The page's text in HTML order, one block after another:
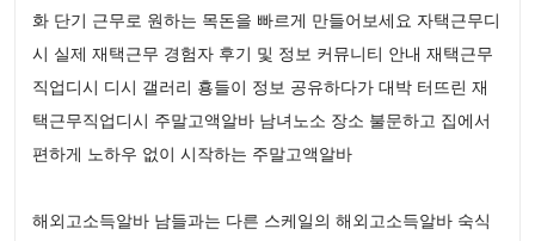
화 단기 근무로 원하는 목돈을 빠르게 만들어보세요 자택근무디
시 실제 재택근무 경험자 후기 및 정보 커뮤니티 안내 재택근무
직업디시 디시 갤러리 횽들이 정보 공유하다가 대박 터뜨린 재
택근무직업디시 주말고액알바 남녀노소 장소 불문하고 집에서
편하게 노하우 없이 시작하는 주말고액알바
해외고소득알바 남들과는 다른 스케일의 해외고소득알바 숙식